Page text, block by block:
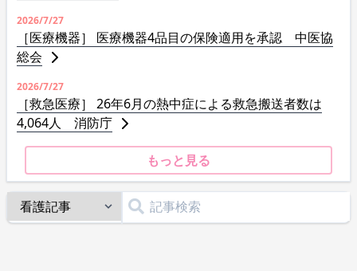
2026/7/27
［医療機器］ 医療機器4品目の保険適用を承認 中医協
総会
2026/7/27
［救急医療］ 26年6月の熱中症による救急搬送者数は
4,064人 消防庁
もっと見る